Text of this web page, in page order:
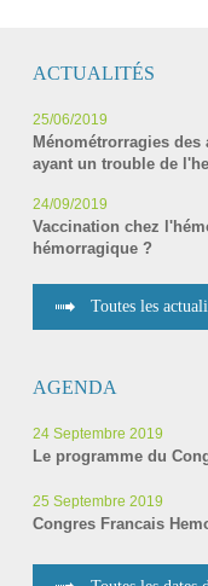
ACTUALITÉS
25/06/2019
Ménométrorragies des
ayant un trouble de
24/09/2019
Vaccination chez
hémorragique ?
Toutes les
AGENDA
24 Septembre 2019
Le programme du
25 Septembre 2019
Congres Francais